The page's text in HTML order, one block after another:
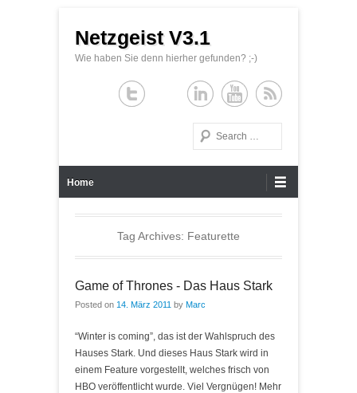
Netzgeist V3.1
Wie haben Sie denn hierher gefunden? ;-)
Search
Home
Tag Archives: Featurette
Game of Thrones - Das Haus Stark
Posted on 14. März 2011 by Marc
“Winter is coming”, das ist der Wahlspruch des
Hauses Stark. Und dieses Haus Stark wird in
einem Feature vorgestellt, welches frisch von
HBO veröffentlicht wurde. Viel Vergnügen! Mehr